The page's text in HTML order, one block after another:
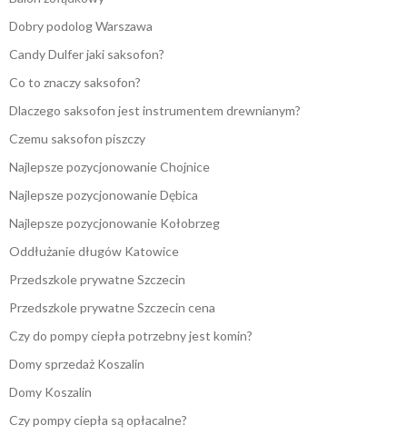
Dobry podolog Warszawa
Candy Dulfer jaki saksofon?
Co to znaczy saksofon?
Dlaczego saksofon jest instrumentem drewnianym?
Czemu saksofon piszczy
Najlepsze pozycjonowanie Chojnice
Najlepsze pozycjonowanie Dębica
Najlepsze pozycjonowanie Kołobrzeg
Oddłużanie długów Katowice
Przedszkole prywatne Szczecin
Przedszkole prywatne Szczecin cena
Czy do pompy ciepła potrzebny jest komin?
Domy sprzedaż Koszalin
Domy Koszalin
Czy pompy ciepła są opłacalne?